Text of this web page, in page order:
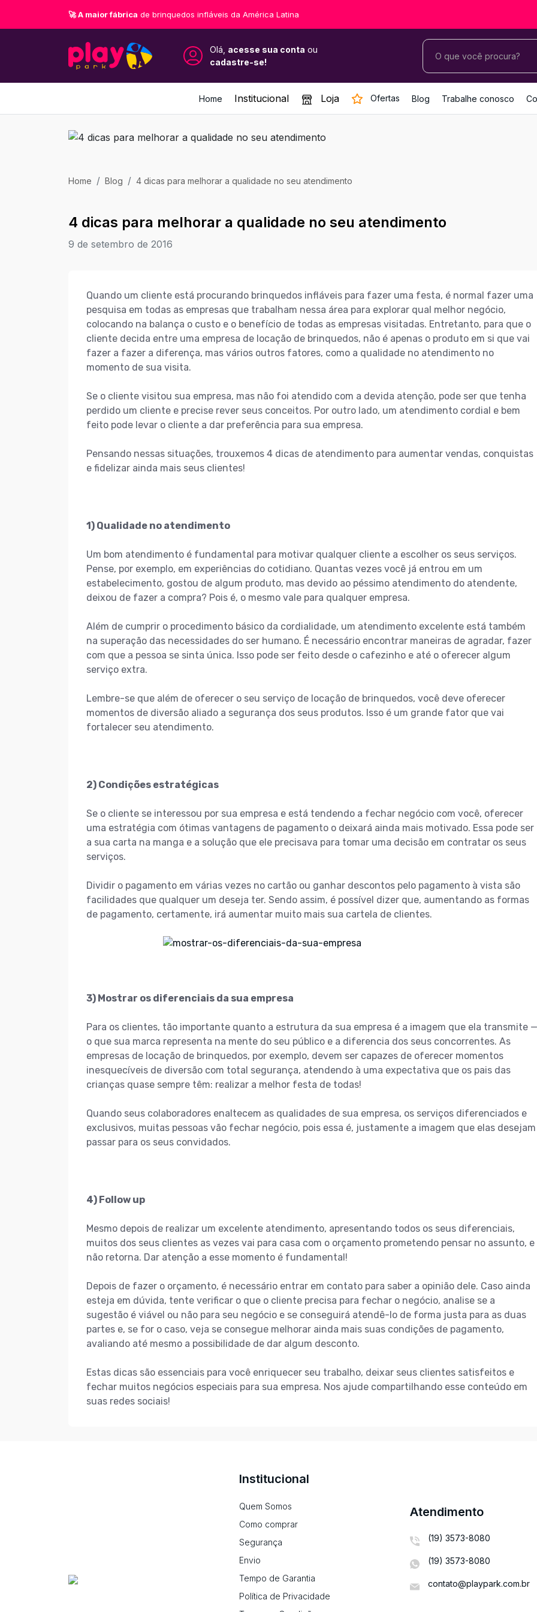
🚀 A maior fábrica de brinquedos infláveis da América Latina
Olá, acesse sua conta ou
cadastre-se!
Home Institucional Loja Ofertas Blog Trabalhe conosco
Home Blog 4 dicas para melhorar a qualidade no seu atendimento
4 dicas para melhorar a qualidade no seu atendimento
9 de setembro de 2016
Quando um cliente está procurando brinquedos infláveis para fazer uma festa, é normal fazer uma
pesquisa em todas as empresas que trabalham nessa área para explorar qual melhor negócio,
colocando na balança o custo e o benefício de todas as empresas visitadas. Entretanto, para que o
cliente decida entre uma empresa de locação de brinquedos, não é apenas o produto em si que vai
fazer a fazer a diferença, mas vários outros fatores, como a qualidade no atendimento no
momento de sua visita.
Se o cliente visitou sua empresa, mas não foi atendido com a devida atenção, pode ser que tenha
perdido um cliente e precise rever seus conceitos. Por outro lado, um atendimento cordial e bem
feito pode levar o cliente a dar preferência para sua empresa.
Pensando nessas situações, trouxemos 4 dicas de atendimento para aumentar vendas, conquistas
e fidelizar ainda mais seus clientes!
1) Qualidade no atendimento
Um bom atendimento é fundamental para motivar qualquer cliente a escolher os seus serviços.
Pense, por exemplo, em experiências do cotidiano. Quantas vezes você já entrou em um
estabelecimento, gostou de algum produto, mas devido ao péssimo atendimento do atendente,
deixou de fazer a compra? Pois é, o mesmo vale para qualquer empresa.
Além de cumprir o procedimento básico da cordialidade, um atendimento excelente está também
na superação das necessidades do ser humano. É necessário encontrar maneiras de agradar, fazer
com que a pessoa se sinta única. Isso pode ser feito desde o cafezinho e até o oferecer algum
serviço extra.
Lembre-se que além de oferecer o seu serviço de locação de brinquedos, você deve oferecer
momentos de diversão aliado a segurança dos seus produtos. Isso é um grande fator que vai
fortalecer seu atendimento.
2) Condições estratégicas
Se o cliente se interessou por sua empresa e está tendendo a fechar negócio com você, oferecer
uma estratégia com ótimas vantagens de pagamento o deixará ainda mais motivado. Essa pode ser
a sua carta na manga e a solução que ele precisava para tomar uma decisão em contratar os seus
serviços.
Dividir o pagamento em várias vezes no cartão ou ganhar descontos pelo pagamento à vista são
facilidades que qualquer um deseja ter. Sendo assim, é possível dizer que, aumentando as formas
de pagamento, certamente, irá aumentar muito mais sua cartela de clientes.
3) Mostrar os diferenciais da sua empresa
Para os clientes, tão importante quanto a estrutura da sua empresa é a imagem que ela transmite —
o que sua marca representa na mente do seu público e a diferencia dos seus concorrentes. As
empresas de locação de brinquedos, por exemplo, devem ser capazes de oferecer momentos
inesquecíveis de diversão com total segurança, atendendo à uma expectativa que os pais das
crianças quase sempre têm: realizar a melhor festa de todas!
Quando seus colaboradores enaltecem as qualidades de sua empresa, os serviços diferenciados e
exclusivos, muitas pessoas vão fechar negócio, pois essa é, justamente a imagem que elas desejam
passar para os seus convidados.
4) Follow up
Mesmo depois de realizar um excelente atendimento, apresentando todos os seus diferenciais,
muitos dos seus clientes as vezes vai para casa com o orçamento prometendo pensar no assunto, e
não retorna. Dar atenção a esse momento é fundamental!
Depois de fazer o orçamento, é necessário entrar em contato para saber a opinião dele. Caso ainda
esteja em dúvida, tente verificar o que o cliente precisa para fechar o negócio, analise se a
sugestão é viável ou não para seu negócio e se conseguirá atendê-lo de forma justa para as duas
partes e, se for o caso, veja se consegue melhorar ainda mais suas condições de pagamento,
avaliando até mesmo a possibilidade de dar algum desconto.
Estas dicas são essenciais para você enriquecer seu trabalho, deixar seus clientes satisfeitos e
fechar muitos negócios especiais para sua empresa. Nos ajude compartilhando esse conteúdo em
suas redes sociais!
Institucional
Quem Somos
Como comprar
Segurança
Envio
Tempo de Garantia
Política de Privacidade
Atendimento
(19) 3573-8080
(19) 3573-8080
contato@playpark.com.br